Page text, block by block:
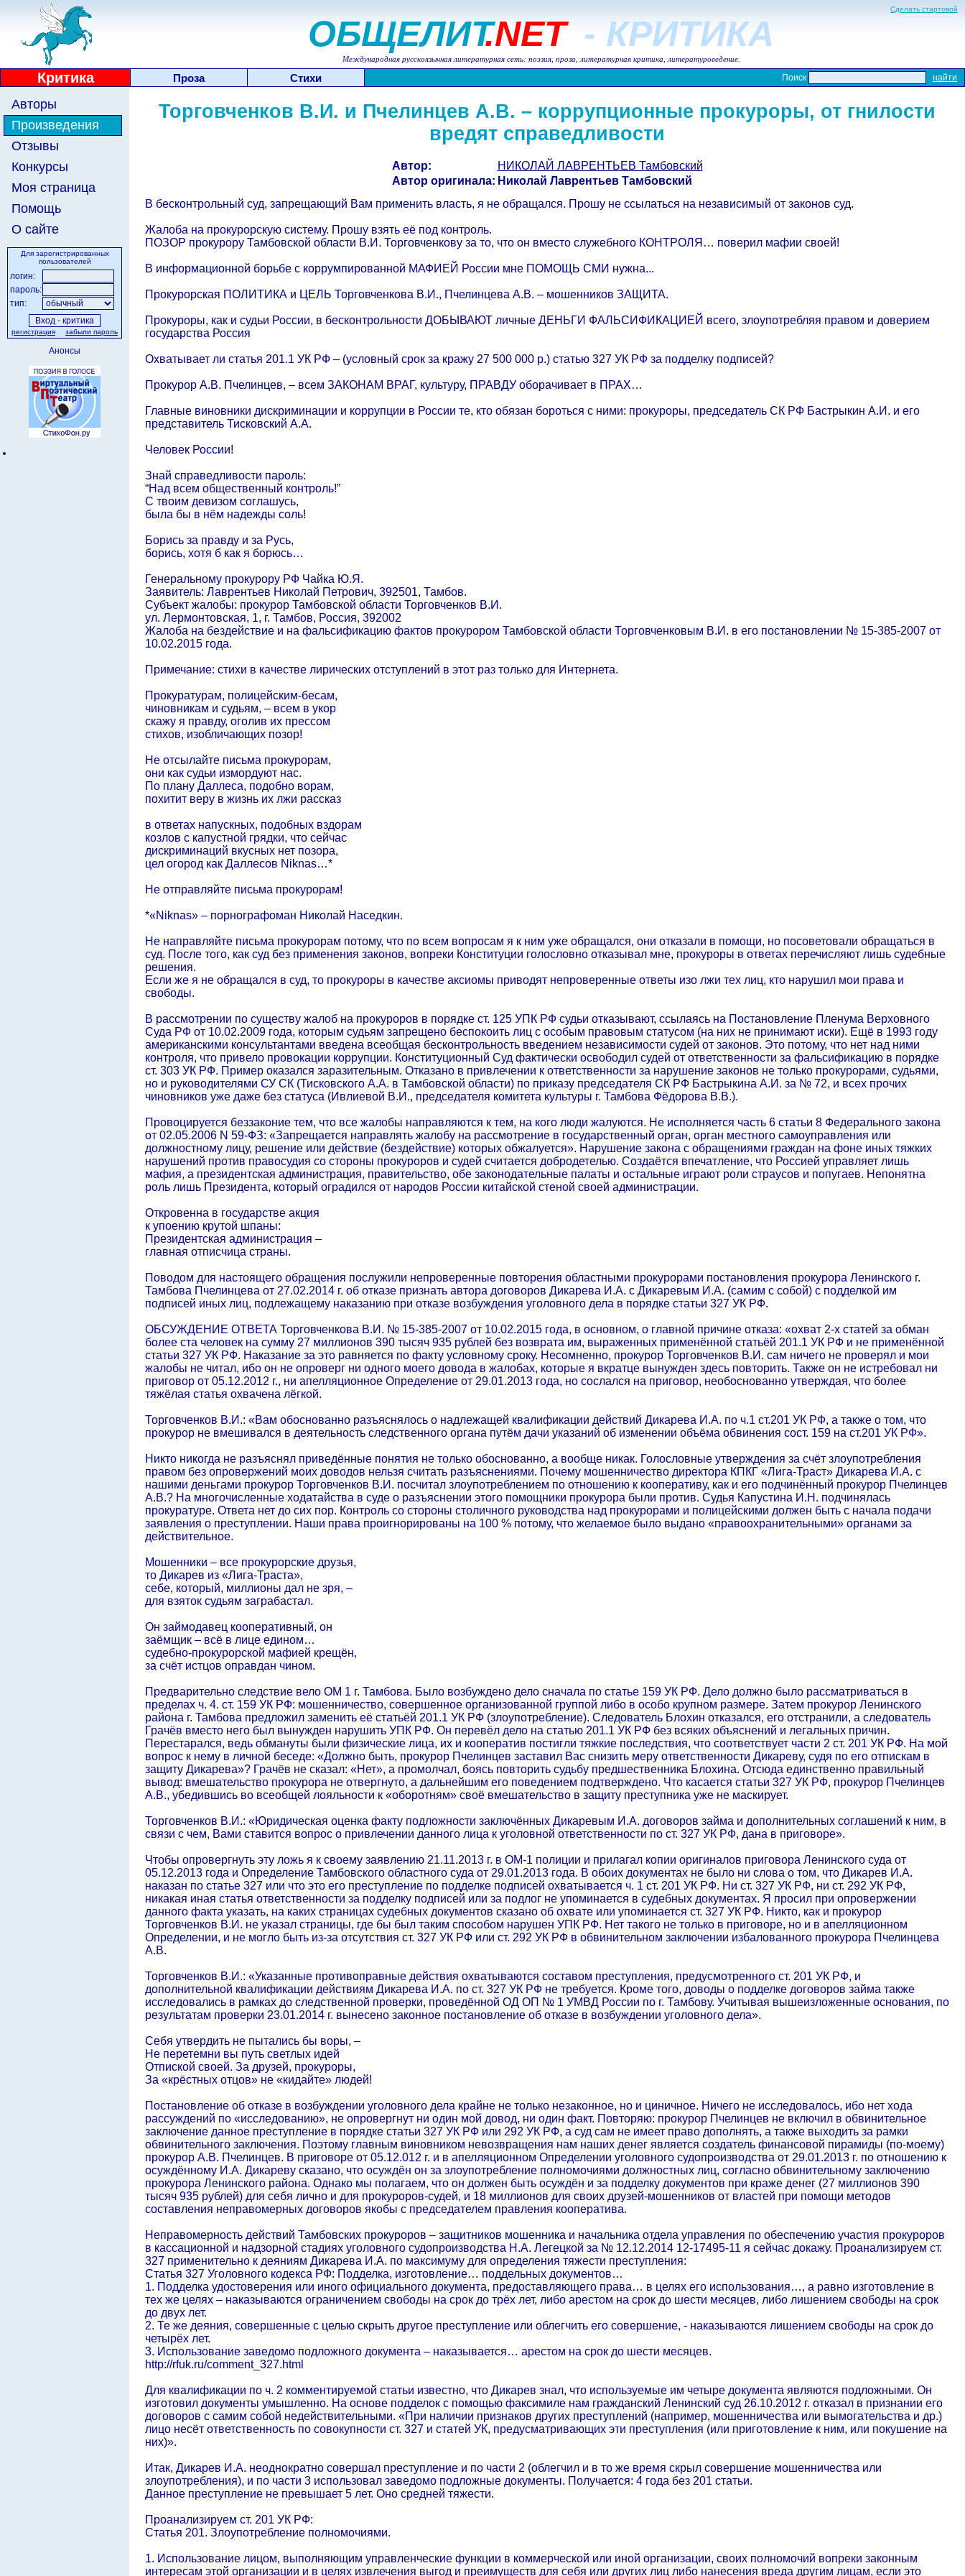
Сделать стартовой
ОБЩЕЛИТ.NET - КРИТИКА
Международная русскоязычная литературная сеть: поэзия, проза, литературная критика, литературоведение.
Критика Проза Стихи Поиск
Авторы
Произведения
Отзывы
Конкурсы
Моя страница
Помощь
О сайте
Для зарегистрированных
пользователей
логин:
пароль:
тип:
регистрация забыли пароль
Анонсы
Торговченков В.И. и Пчелинцев А.В. – коррупционные прокуроры, от гнилости
вредят справедливости
Автор:
НИКОЛАЙ ЛАВРЕНТЬЕВ Тамбовский
Автор оригинала: Николай Лаврентьев Тамбовский
В бесконтрольный суд, запрещающий Вам применить власть, я не обращался. Прошу не ссылаться на независимый от законов суд.
Жалоба на прокурорскую систему. Прошу взять её под контроль.
ПОЗОР прокурору Тамбовской области В.И. Торговченкову за то, что он вместо служебного КОНТРОЛЯ… поверил мафии своей!
В информационной борьбе с коррумпированной МАФИЕЙ России мне ПОМОЩЬ СМИ нужна...
Прокурорская ПОЛИТИКА и ЦЕЛЬ Торговченкова В.И., Пчелинцева А.В. – мошенников ЗАЩИТА.
Прокуроры, как и судьи России, в бесконтрольности ДОБЫВАЮТ личные ДЕНЬГИ ФАЛЬСИФИКАЦИЕЙ всего, злоупотребляя правом и доверием
государства Россия
Охватывает ли статья 201.1 УК РФ – (условный срок за кражу 27 500 000 р.) статью 327 УК РФ за подделку подписей?
Прокурор А.В. Пчелинцев, – всем ЗАКОНАМ ВРАГ, культуру, ПРАВДУ оборачивает в ПРАХ…
Главные виновники дискриминации и коррупции в России те, кто обязан бороться с ними: прокуроры, председатель СК РФ Бастрыкин А.И. и его
представитель Тисковский А.А.
Человек России!
Знай справедливости пароль:
“Над всем общественный контроль!”
С твоим девизом соглашусь,
была бы в нём надежды соль!
Борись за правду и за Русь,
борись, хотя б как я борюсь…
Генеральному прокурору РФ Чайка Ю.Я.
Заявитель: Лаврентьев Николай Петрович, 392501, Тамбов.
Субъект жалобы: прокурор Тамбовской области Торговченков В.И.
ул. Лермонтовская, 1, г. Тамбов, Россия, 392002
Жалоба на бездействие и на фальсификацию фактов прокурором Тамбовской области Торговченковым В.И. в его постановлении № 15-385-2007 от
10.02.2015 года.
Примечание: стихи в качестве лирических отступлений в этот раз только для Интернета.
Прокуратурам, полицейским-бесам,
чиновникам и судьям, – всем в укор
скажу я правду, оголив их прессом
стихов, изобличающих позор!
Не отсылайте письма прокурорам,
они как судьи измордуют нас.
По плану Даллеса, подобно ворам,
похитит веру в жизнь их лжи рассказ
в ответах напускных, подобных вздорам
козлов с капустной грядки, что сейчас
дискриминаций вкусных нет позора,
цел огород как Даллесов Niknas…*
Не отправляйте письма прокурорам!
*«Niknas» – порнографоман Николай Наседкин.
Не направляйте письма прокурорам потому, что по всем вопросам я к ним уже обращался, они отказали в помощи, но посоветовали обращаться в
суд. После того, как суд без применения законов, вопреки Конституции голословно отказывал мне, прокуроры в ответах перечисляют лишь судебные
решения.
Если же я не обращался в суд, то прокуроры в качестве аксиомы приводят непроверенные ответы изо лжи тех лиц, кто нарушил мои права и
свободы.
В рассмотрении по существу жалоб на прокуроров в порядке ст. 125 УПК РФ судьи отказывают, ссылаясь на Постановление Пленума Верховного
Суда РФ от 10.02.2009 года, которым судьям запрещено беспокоить лиц с особым правовым статусом (на них не принимают иски). Ещё в 1993 году
американскими консультантами введена всеобщая бесконтрольность введением независимости судей от законов. Это потому, что нет над ними
контроля, что привело провокации коррупции. Конституционный Суд фактически освободил судей от ответственности за фальсификацию в порядке
ст. 303 УК РФ. Пример оказался заразительным. Отказано в привлечении к ответственности за нарушение законов не только прокурорами, судьями,
но и руководителями СУ СК (Тисковского А.А. в Тамбовской области) по приказу председателя СК РФ Бастрыкина А.И. за № 72, и всех прочих
чиновников уже даже без статуса (Ивлиевой В.И., председателя комитета культуры г. Тамбова Фёдорова В.В.).
Провоцируется беззаконие тем, что все жалобы направляются к тем, на кого люди жалуются. Не исполняется часть 6 статьи 8 Федерального закона
от 02.05.2006 N 59-ФЗ: «Запрещается направлять жалобу на рассмотрение в государственный орган, орган местного самоуправления или
должностному лицу, решение или действие (бездействие) которых обжалуется». Нарушение закона с обращениями граждан на фоне иных тяжких
нарушений против правосудия со стороны прокуроров и судей считается добродетелью. Создаётся впечатление, что Россией управляет лишь
мафия, а президентская администрация, правительство, обе законодательные палаты и остальные играют роли страусов и попугаев. Непонятна
роль лишь Президента, который оградился от народов России китайской стеной своей администрации.
Откровенна в государстве акция
к упоению крутой шпаны:
Президентская администрация –
главная отписчица страны.
Поводом для настоящего обращения послужили непроверенные повторения областными прокурорами постановления прокурора Ленинского г.
Тамбова Пчелинцева от 27.02.2014 г. об отказе признать автора договоров Дикарева И.А. с Дикаревым И.А. (самим с собой) с подделкой им
подписей иных лиц, подлежащему наказанию при отказе возбуждения уголовного дела в порядке статьи 327 УК РФ.
ОБСУЖДЕНИЕ ОТВЕТА Торговченкова В.И. № 15-385-2007 от 10.02.2015 года, в основном, о главной причине отказа: «охват 2-х статей за обман
более ста человек на сумму 27 миллионов 390 тысяч 935 рублей без возврата им, выраженных применённой статьёй 201.1 УК РФ и не применённой
статьи 327 УК РФ. Наказание за это равняется по факту условному сроку. Несомненно, прокурор Торговченков В.И. сам ничего не проверял и мои
жалобы не читал, ибо он не опроверг ни одного моего довода в жалобах, которые я вкратце вынужден здесь повторить. Также он не истребовал ни
приговор от 05.12.2012 г., ни апелляционное Определение от 29.01.2013 года, но сослался на приговор, необоснованно утверждая, что более
тяжёлая статья охвачена лёгкой.
Торговченков В.И.: «Вам обоснованно разъяснялось о надлежащей квалификации действий Дикарева И.А. по ч.1 ст.201 УК РФ, а также о том, что
прокурор не вмешивался в деятельность следственного органа путём дачи указаний об изменении объёма обвинения сост. 159 на ст.201 УК РФ».
Никто никогда не разъяснял приведённые понятия не только обоснованно, а вообще никак. Голословные утверждения за счёт злоупотребления
правом без опровержений моих доводов нельзя считать разъяснениями. Почему мошенничество директора КПКГ «Лига-Траст» Дикарева И.А. с
нашими деньгами прокурор Торговченков В.И. посчитал злоупотреблением по отношению к кооперативу, как и его подчинённый прокурор Пчелинцев
А.В.? На многочисленные ходатайства в суде о разъяснении этого помощники прокурора были против. Судья Капустина И.Н. подчинялась
прокуратуре. Ответа нет до сих пор. Контроль со стороны столичного руководства над прокурорами и полицейскими должен быть с начала подачи
заявления о преступлении. Наши права проигнорированы на 100 % потому, что желаемое было выдано «правоохранительными» органами за
действительное.
Мошенники – все прокурорские друзья,
то Дикарев из «Лига-Траста»,
себе, который, миллионы дал не зря, –
для взяток судьям заграбастал.
Он займодавец кооперативный, он
заёмщик – всё в лице едином…
судебно-прокурорской мафией крещён,
за счёт истцов оправдан чином.
Предварительно следствие вело ОМ 1 г. Тамбова. Было возбуждено дело сначала по статье 159 УК РФ. Дело должно было рассматриваться в
пределах ч. 4. ст. 159 УК РФ: мошенничество, совершенное организованной группой либо в особо крупном размере. Затем прокурор Ленинского
района г. Тамбова предложил заменить её статьёй 201.1 УК РФ (злоупотребление). Следователь Блохин отказался, его отстранили, а следователь
Грачёв вместо него был вынужден нарушить УПК РФ. Он перевёл дело на статью 201.1 УК РФ без всяких объяснений и легальных причин.
Перестарался, ведь обмануты были физические лица, их и кооператив постигли тяжкие последствия, что соответствует части 2 ст. 201 УК РФ. На мой
вопрос к нему в личной беседе: «Должно быть, прокурор Пчелинцев заставил Вас снизить меру ответственности Дикареву, судя по его отпискам в
защиту Дикарева»? Грачёв не сказал: «Нет», а промолчал, боясь повторить судьбу предшественника Блохина. Отсюда единственно правильный
вывод: вмешательство прокурора не отвергнуто, а дальнейшим его поведением подтверждено. Что касается статьи 327 УК РФ, прокурор Пчелинцев
А.В., убедившись во всеобщей лояльности к «оборотням» своё вмешательство в защиту преступника уже не маскирует.
Торговченков В.И.: «Юридическая оценка факту подложности заключённых Дикаревым И.А. договоров займа и дополнительных соглашений к ним, в
связи с чем, Вами ставится вопрос о привлечении данного лица к уголовной ответственности по ст. 327 УК РФ, дана в приговоре».
Чтобы опровергнуть эту ложь я к своему заявлению 21.11.2013 г. в ОМ-1 полиции и прилагал копии оригиналов приговора Ленинского суда от
05.12.2013 года и Определение Тамбовского областного суда от 29.01.2013 года. В обоих документах не было ни слова о том, что Дикарев И.А.
наказан по статье 327 или что это его преступление по подделке подписей охватывается ч. 1 ст. 201 УК РФ. Ни ст. 327 УК РФ, ни ст. 292 УК РФ,
никакая иная статья ответственности за подделку подписей или за подлог не упоминается в судебных документах. Я просил при опровержении
данного факта указать, на каких страницах судебных документов сказано об охвате или упоминается ст. 327 УК РФ. Никто, как и прокурор
Торговченков В.И. не указал страницы, где бы был таким способом нарушен УПК РФ. Нет такого не только в приговоре, но и в апелляционном
Определении, и не могло быть из-за отсутствия ст. 327 УК РФ или ст. 292 УК РФ в обвинительном заключении избалованного прокурора Пчелинцева
А.В.
Торговченков В.И.: «Указанные противоправные действия охватываются составом преступления, предусмотренного ст. 201 УК РФ, и
дополнительной квалификации действиям Дикарева И.А. по ст. 327 УК РФ не требуется. Кроме того, доводы о подделке договоров займа также
исследовались в рамках до следственной проверки, проведённой ОД ОП № 1 УМВД России по г. Тамбову. Учитывая вышеизложенные основания, по
результатам проверки 23.01.2014 г. вынесено законное постановление об отказе в возбуждении уголовного дела».
Себя утвердить не пытались бы воры, –
Не перетемни вы путь светлых идей
Отпиской своей. За друзей, прокуроры,
За «крёстных отцов» не «кидайте» людей!
Постановление об отказе в возбуждении уголовного дела крайне не только незаконное, но и циничное. Ничего не исследовалось, ибо нет хода
рассуждений по «исследованию», не опровергнут ни один мой довод, ни один факт. Повторяю: прокурор Пчелинцев не включил в обвинительное
заключение данное преступление в порядке статьи 327 УК РФ или 292 УК РФ, а суд сам не имеет право дополнять, а также выходить за рамки
обвинительного заключения. Поэтому главным виновником невозвращения нам наших денег является создатель финансовой пирамиды (по-моему)
прокурор А.В. Пчелинцев. В приговоре от 05.12.012 г. и в апелляционном Определении уголовного судопроизводства от 29.01.2013 г. по отношению к
осуждённому И.А. Дикареву сказано, что осуждён он за злоупотребление полномочиями должностных лиц, согласно обвинительному заключению
прокурора Ленинского района. Однако мы полагаем, что он должен быть осуждён и за подделку документов при краже денег (27 миллионов 390
тысяч 935 рублей) для себя лично и для прокуроров-судей, и 18 миллионов для своих друзей-мошенников от властей при помощи методов
составления неправомерных договоров якобы с председателем правления кооператива.
Неправомерность действий Тамбовских прокуроров – защитников мошенника и начальника отдела управления по обеспечению участия прокуроров
в кассационной и надзорной стадиях уголовного судопроизводства Н.А. Легецкой за № 12.12.2014 12-17495-11 я сейчас докажу. Проанализируем ст.
327 применительно к деяниям Дикарева И.А. по максимуму для определения тяжести преступления:
Статья 327 Уголовного кодекса РФ: Подделка, изготовление… поддельных документов…
1. Подделка удостоверения или иного официального документа, предоставляющего права… в целях его использования…, а равно изготовление в
тех же целях – наказываются ограничением свободы на срок до трёх лет, либо арестом на срок до шести месяцев, либо лишением свободы на срок
до двух лет.
2. Те же деяния, совершенные с целью скрыть другое преступление или облегчить его совершение, - наказываются лишением свободы на срок до
четырёх лет.
3. Использование заведомо подложного документа – наказывается… арестом на срок до шести месяцев.
http://rfuk.ru/comment_327.html
Для квалификации по ч. 2 комментируемой статьи известно, что Дикарев знал, что используемые им четыре документа являются подложными. Он
изготовил документы умышленно. На основе подделок с помощью факсимиле нам гражданский Ленинский суд 26.10.2012 г. отказал в признании его
договоров с самим собой недействительными. «При наличии признаков других преступлений (например, мошенничества или вымогательства и др.)
лицо несёт ответственность по совокупности ст. 327 и статей УК, предусматривающих эти преступления (или приготовление к ним, или покушение на
них)».
Итак, Дикарев И.А. неоднократно совершал преступление и по части 2 (облегчил и в то же время скрыл совершение мошенничества или
злоупотребления), и по части 3 использовал заведомо подложные документы. Получается: 4 года без 201 статьи.
Данное преступление не превышает 5 лет. Оно средней тяжести.
Проанализируем ст. 201 УК РФ:
Статья 201. Злоупотребление полномочиями.
1. Использование лицом, выполняющим управленческие функции в коммерческой или иной организации, своих полномочий вопреки законным
интересам этой организации и в целях извлечения выгод и преимуществ для себя или других лиц либо нанесения вреда другим лицам, если это